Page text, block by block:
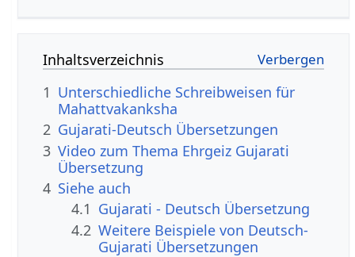
Inhaltsverzeichnis
1 Unterschiedliche Schreibweisen für
Mahattvakanksha
2 Gujarati-Deutsch Übersetzungen
3 Video zum Thema Ehrgeiz Gujarati
Übersetzung
4 Siehe auch
4.1 Gujarati - Deutsch Übersetzung
4.2 Weitere Beispiele von Deutsch-
Gujarati Übersetzungen